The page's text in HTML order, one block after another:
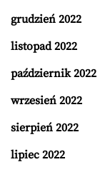
grudzień 2022
listopad 2022
październik 2022
wrzesień 2022
sierpień 2022
lipiec 2022